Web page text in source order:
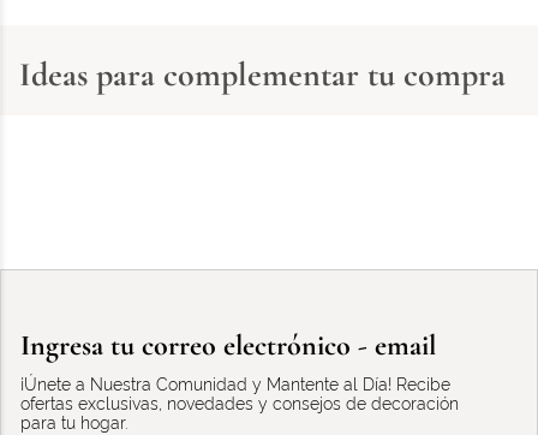
Ideas para complementar tu compra
Ingresa tu correo electrónico - email
¡Únete a Nuestra Comunidad y Mantente al Día! Recibe
ofertas exclusivas, novedades y consejos de decoración
para tu hogar.